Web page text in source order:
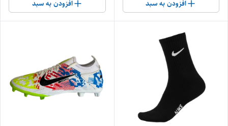
افزودن به سبد افزودن به سبد